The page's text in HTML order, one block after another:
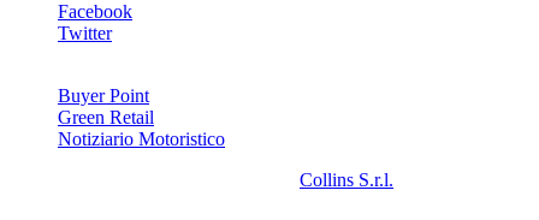
Facebook
Twitter
Buyer Point
Green Retail
Notiziario Motoristico
Collins S.r.l.